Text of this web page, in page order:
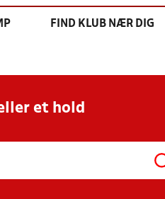
FIND KLUB NÆR DIG
et hold